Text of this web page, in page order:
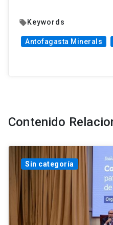
local_offerKeywords
Antofagasta Minerals
Contenido
Sin categoría